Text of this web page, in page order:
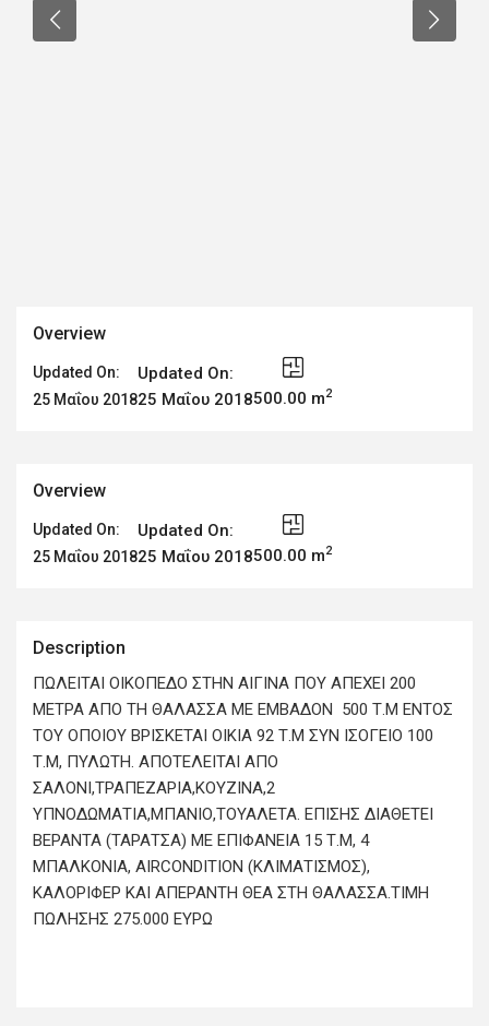
Overview
Updated On:
25 Μαΐου 2018
Updated On:
25 Μαΐου 2018500.00 m2
Overview
Updated On:
25 Μαΐου 2018
Updated On:
25 Μαΐου 2018500.00 m2
Description
ΠΩΛΕΙΤΑΙ ΟΙΚΟΠΕΔΟ ΣΤΗΝ ΑΙΓΙΝΑ ΠΟΥ ΑΠΕΧΕΙ 200
ΜΕΤΡΑ ΑΠΟ ΤΗ ΘΑΛΑΣΣΑ ΜΕ ΕΜΒΑΔΟΝ 500 Τ.Μ ΕΝΤΟΣ
ΤΟΥ ΟΠΟΙΟΥ ΒΡΙΣΚΕΤΑΙ ΟΙΚΙΑ 92 Τ.Μ ΣΥΝ ΙΣΟΓΕΙΟ 100
Τ.Μ, ΠΥΛΩΤΗ. ΑΠΟΤΕΛΕΙΤΑΙ ΑΠΟ
ΣΑΛΟΝΙ,ΤΡΑΠΕΖΑΡΙΑ,ΚΟΥΖΙΝΑ,2
ΥΠΝΟΔΩΜΑΤΙΑ,ΜΠΑΝΙΟ,ΤΟΥΑΛΕΤΑ. ΕΠΙΣΗΣ ΔΙΑΘΕΤΕΙ
ΒΕΡΑΝΤΑ (ΤΑΡΑΤΣΑ) ΜΕ ΕΠΙΦΑΝΕΙΑ 15 Τ.Μ, 4
ΜΠΑΛΚΟΝΙΑ, AIRCONDITION (ΚΛΙΜΑΤΙΣΜΟΣ),
ΚΑΛΟΡΙΦΕΡ ΚΑΙ ΑΠΕΡΑΝΤΗ ΘΕΑ ΣΤΗ ΘΑΛΑΣΣΑ.ΤΙΜΗ
ΠΩΛΗΣΗΣ 275.000 ΕΥΡΩ